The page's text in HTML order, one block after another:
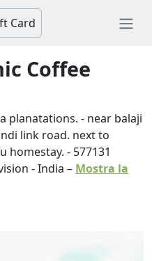
Card
Coffee
planatations. - near balaji
link road. next to
homestay. - 577131
-India – Mostra la